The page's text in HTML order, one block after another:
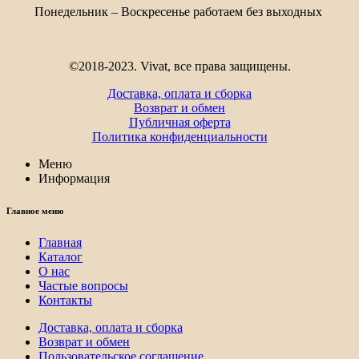
822₽
Понедельник – Воскресенье работаем без выходных
©2018-2023. Vivat, все права защищены.
Доставка, оплата и сборка
Возврат и обмен
Публичная оферта
Политика конфиденциальности
Меню
Информация
Главное меню
Главная
Каталог
О нас
Частые вопросы
Контакты
Доставка, оплата и сборка
Возврат и обмен
Пользовательское соглашение